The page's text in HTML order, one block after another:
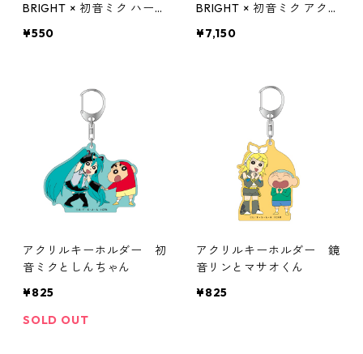
BRIGHT × 初音ミク ハート
¥550
BRIGHT × 初音ミク アクリ
¥7,150
アクリルキーホルダー 初
音ミクとしんちゃん
¥825
SOLD OUT
アクリルキーホルダー 鏡
音リンとマサオくん
¥825